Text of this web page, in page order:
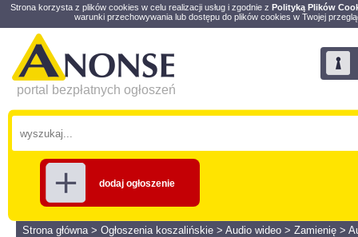
Strona korzysta z plików cookies w celu realizacji usług i zgodnie z Polityką Plików
warunki przechowywania lub dostępu do plików cookies w Twojej
portal bezpłatnych ogłoszeń
dodaj ogłoszenie
Strona główna> Ogłoszenia koszalińskie > Audio wideo > Zamienię >